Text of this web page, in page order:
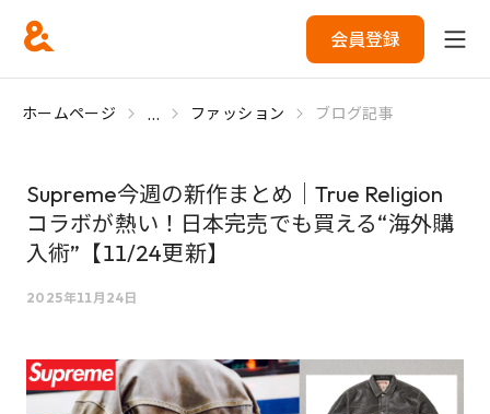
会員登録
ホームページ ... ファッション ブログ記事
Supreme今週の新作まとめ｜True Religion
コラボが熱い！日本完売でも買える“海外購
入術”【11/24更新】
2025年11月24日